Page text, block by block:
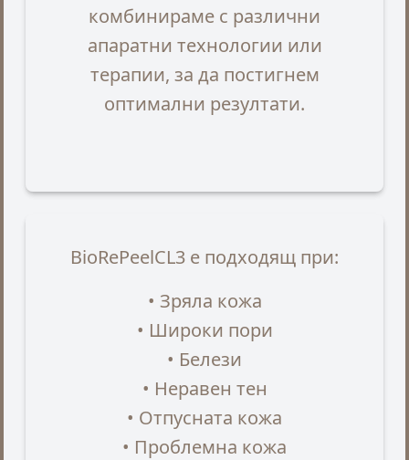
комбинираме с различни
апаратни технологии или
терапии, за да постигнем
оптимални резултати.
BioRePeelCL3 е подходящ при:
• Зряла кожа
• Широки пори
• Белези
• Неравен тен
• Отпусната кожа
• Проблемна кожа